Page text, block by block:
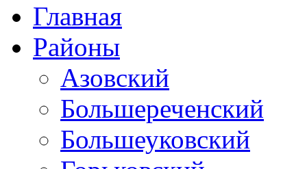
Главная
Районы
Азовский
Большереченский
Большеуковский